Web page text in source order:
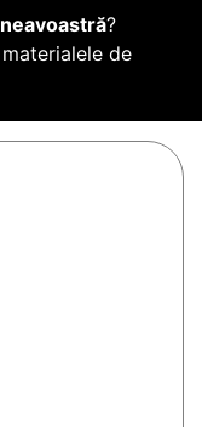
?
de